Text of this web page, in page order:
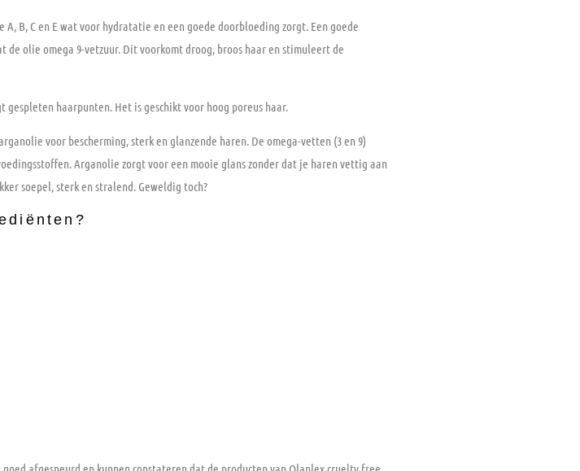
B, C en E wat voor hydratatie en een goede doorbloeding zorgt. Een goede
olie omega 9-vetzuur. Dit voorkomt droog, broos haar en stimuleert de
haarpunten. Het is geschikt voor hoog poreus haar.
voor bescherming, sterk en glanzende haren. De omega-vetten (3 en 9)
Arganolie zorgt voor een mooie glans zonder dat je haren vettig aan
soepel, sterk en stralend. Geweldig toch?